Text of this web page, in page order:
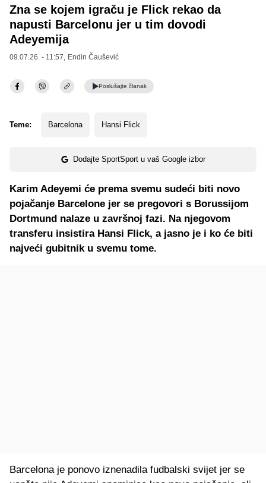
Zna se kojem igraču je Flick rekao da
napusti Barcelonu jer u tim dovodi
Adeyemija
09.07.26. - 11:57, Endin Čaušević
Poslušajte članak
Teme: Barcelona Hansi Flick
Dodajte SportSport u vaš Google izbor
Karim Adeyemi će prema svemu sudeći biti novo
pojačanje Barcelone jer se pregovori s Borussijom
Dortmund nalaze u završnoj fazi. Na njegovom
transferu insistira Hansi Flick, a jasno je i ko će biti
najveći gubitnik u svemu tome.
Barcelona je ponovo iznenadila fudbalski svijet jer se